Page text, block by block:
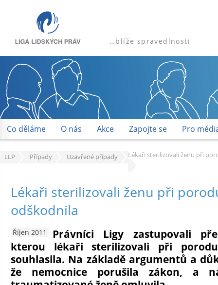
…blíže spravedlnosti
Co děláme O nás Akce Zapojte se Pro
LLP Případy Uzavřené případy Lékaři sterilizovali ženu při
Lékaři sterilizovali ženu při
odškodnila
Říjen 2011
Právníci Ligy zastupovali
kterou lékaři sterilizovali při
souhlasila. Na základě argumentů a
že nemocnice porušila zákon, a